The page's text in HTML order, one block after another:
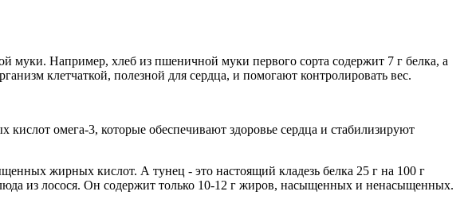
муки. Например, хлеб из пшеничной муки первого сорта содержит 7 г белка, а
клетчаткой, полезной для сердца, и помогают контролировать вес.
омега-3, которые обеспечивают здоровье сердца и стабилизируют
жирных кислот. А тунец - это настоящий кладезь белка 25 г на 100 г
из лосося. Он содержит только 10-12 г жиров, насыщенных и ненасыщенных.